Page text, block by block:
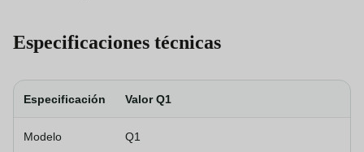
Especificaciones técnicas
Especificación Valor Q1
Modelo Q1